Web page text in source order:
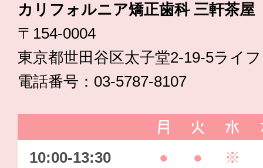
カリフォルニア矯正歯科 三軒茶屋
〒154-0004
東京都世田谷区太子堂2-19-5ライ
電話番号：03-5787-8107
月 火 水
10:00-13:30 ● ● ※